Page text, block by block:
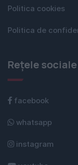
Politica cookies
Politica de
Rețele sociale
facebook
whatsapp
instagram